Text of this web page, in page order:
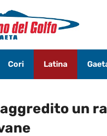
Cori Latina
aggredito un